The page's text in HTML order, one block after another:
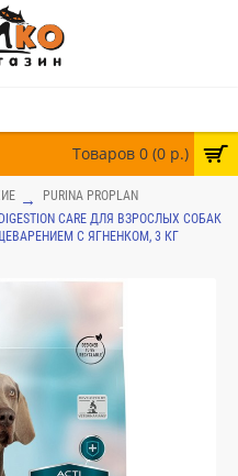
Товаров 0 (0 р.)
PURINA PROPLAN
CARE ДЛЯ ВЗРОСЛЫХ СОБАК
С ЯГНЕНКОМ, 3 КГ